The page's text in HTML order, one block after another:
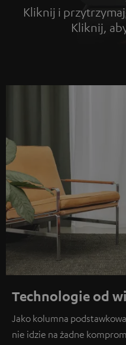
Kliknij i
Kliknij,Tap
Technologie od
Jako kolumna
nie idzie na żadne